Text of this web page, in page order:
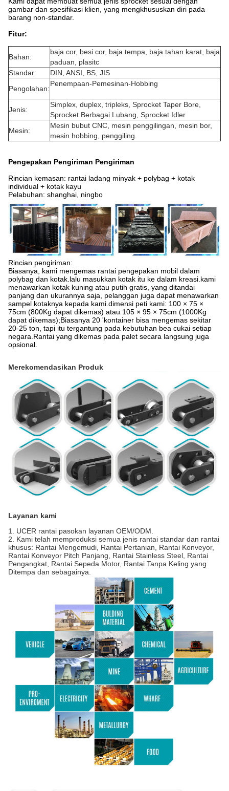
gambar dan spesifikasi klien, yang mengkhususkan diri pada
barang non-standar.
Fitur:
Bahan:
baja cor, besi cor, baja tempa, baja tahan karat, baja
paduan, plasitc
Standar:
DIN, ANSI, BS, JIS
Pengolahan:
Penempaan-Pemesinan-Hobbing
Jenis:
Simplex, duplex, tripleks, Sprocket Taper Bore,
Sprocket Berbagai Lubang, Sprocket Idler
Mesin:
Mesin bubut CNC, mesin penggilingan, mesin bor,
mesin hobbing, penggiling.
Pengepakan Pengiriman Pengiriman
Rincian kemasan: rantai ladang minyak + polybag + kotak
individual + kotak kayu
Pelabuhan: shanghai, ningbo
Rincian pengiriman:
Biasanya, kami mengemas rantai pengepakan mobil dalam
polybag dan kotak.lalu masukkan kotak itu ke dalam kreasi.kami
menawarkan kotak kuning atau putih gratis, yang ditandai
panjang dan ukurannya saja, pelanggan juga dapat menawarkan
sampel kotaknya kepada kami.dimensi peti kami: 100 × 75 ×
75cm (800Kg dapat dikemas) atau 105 × 95 × 75cm (1000Kg
dapat dikemas);Biasanya 20 'kontainer bisa mengemas sekitar
20-25 ton, tapi itu tergantung pada kebutuhan bea cukai setiap
negara.Rantai yang dikemas pada palet secara langsung juga
opsional.
Merekomendasikan Produk
Layanan kami
1. UCER rantai pasokan layanan OEM/ODM.
2. Kami telah memproduksi semua jenis rantai standar dan rantai
khusus: Rantai Mengemudi, Rantai Pertanian, Rantai Konveyor,
Rantai Konveyor Pitch Panjang, Rantai Stainless Steel, Rantai
Pengangkat, Rantai Sepeda Motor, Rantai Tanpa Keling yang
Ditempa dan sebagainya.